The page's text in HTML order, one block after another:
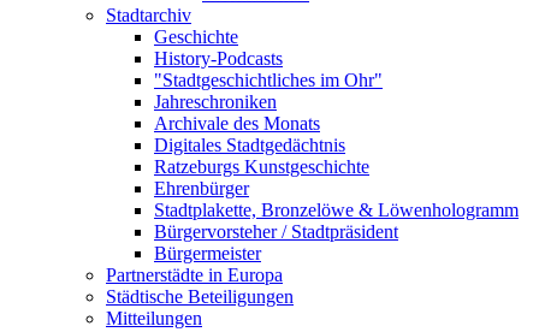
Stadtarchiv
Geschichte
History-Podcasts
"Stadtgeschichtliches im Ohr"
Jahreschroniken
Archivale des Monats
Digitales Stadtgedächtnis
Ratzeburgs Kunstgeschichte
Ehrenbürger
Stadtplakette, Bronzelöwe & Löwenhologramm
Bürgervorsteher / Stadtpräsident
Bürgermeister
Partnerstädte in Europa
Städtische Beteiligungen
Mitteilungen